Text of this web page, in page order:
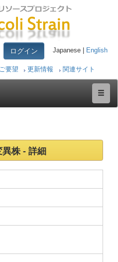
ログイン Japanese | English
要望 更新情報 関連サイト
株 - 詳細